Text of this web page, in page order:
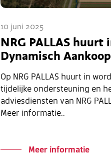
10 juni 2025
NRG PALLAS huurt
Dynamisch
Op NRG PALLAS huurt in
tijdelijke ondersteuning en
adviesdiensten van NRG
Meer informatie..
Meer informatie